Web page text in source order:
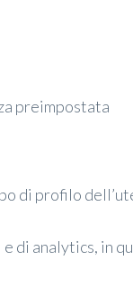
preimpostata
di profilo
di analytics, in